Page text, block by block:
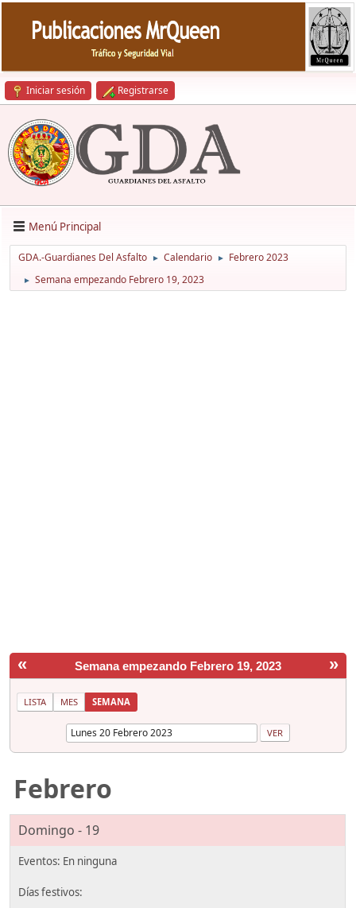
Iniciar sesión Registrarse
Menú Principal
GDA.-Guardianes Del Asfalto ► Calendario ► Febrero 2023
► Semana empezando Febrero 19, 2023
« »
Semana empezando Febrero 19, 2023
LISTA MES SEMANA
Febrero
Domingo - 19